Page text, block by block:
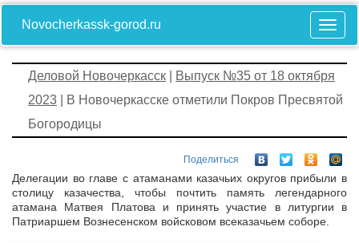
Novocherkassk-gorod.ru
Деловой Новочеркасск
Выпуск №35 от 18 октября
2023 | В Новочеркасске отметили Покров Пресвятой
Богородицы
Поделиться
Делегации во главе с атаманами казачьих округов прибыли в
столицу казачества, чтобы почтить память легендарного
атамана Матвея Платова и принять участие в литургии в
Патриаршем Вознесенском войсковом всеказачьем соборе.